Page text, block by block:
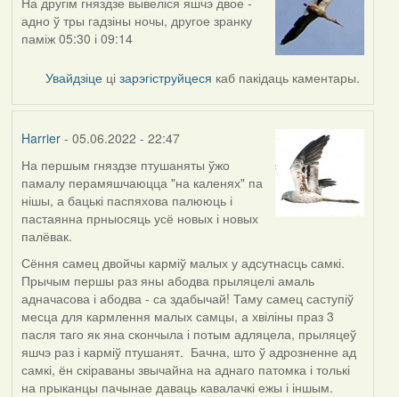
адно ў тры гадзіны ночы, другое зранку
паміж 05:30 і 09:14
Увайдзіце цізарэгіструйцеся каб пакідаць каментары.
Harrier- 05.06.2022 - 22:47
На першым гняздзе птушаняты ўжо
памалу перамяшчаюцца "на каленях" па
нішы, а бацькі паспяхова палююць і
пастаянна прныосяць усё новых і новых
палёвак.
Сёння самец двойчы карміў малых у адсутнасць самкі.
Прычым першы раз яны абодва прыляцелі амаль
адначасова і абодва - са здабычай! Таму самец саступіў
месца для кармлення малых самцы, а хвіліны праз 3
пасля таго як яна скончыла і потым адляцела, прыляцеў
яшчэ раз і карміў птушанят. Бачна, што ў адрозненне ад
самкі, ён скіраваны звычайна на аднаго патомка і толькі
на прыканцы пачынае даваць кавалачкі ежы і іншым.